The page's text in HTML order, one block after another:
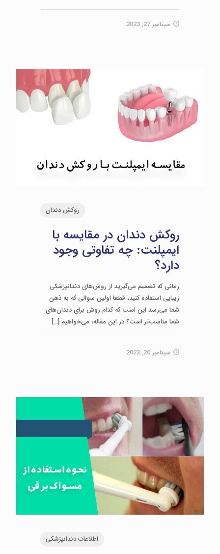
سپتامبر 27, 2023
روکش دندان
روکش دندان در مقایسه با
ایمپلنت: چه تفاوتی وجود
دارد؟
زمانی که تصمیم می‌گیرید از روش‌های دندانپزشکی
زیبایی استفاده کنید، قطعا اولین سوالی که به ذهن
شما می‌رسد این است که کدام روش برای دندان‌های
شما مناسب‌تر است؟ در این مقاله، می‌خواهیم[…]
سپتامبر 20, 2023
اطلاعات دندانپزشکی